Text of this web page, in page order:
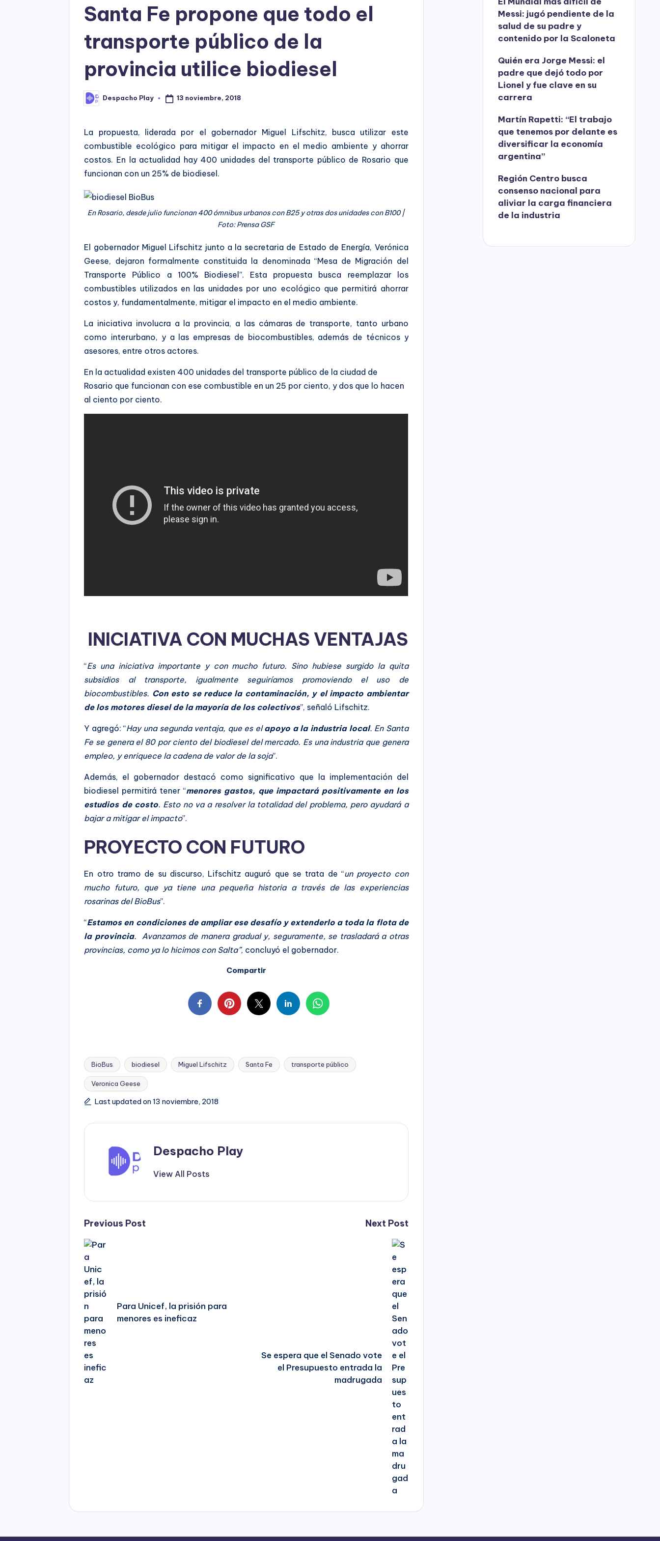
o
P
l
Santa Fe propone que todo el
transporte público de la
provincia utilice biodiesel
Posted
by
Despacho Play 13 noviembre, 2018
La propuesta, liderada por el gobernador Miguel Lifschitz, busca utilizar este
combustible ecológico para mitigar el impacto en el medio ambiente y ahorrar
costos. En la actualidad hay 400 unidades del transporte público de Rosario que
funcionan con un 25% de biodiesel.
En Rosario, desde julio funcionan 400 ómnibus urbanos con B25 y otras dos unidades con B100 |
Foto: Prensa GSF
El gobernador Miguel Lifschitz junto a la secretaria de Estado de Energía, Verónica
Geese, dejaron formalmente constituida la denominada “Mesa de Migración del
Transporte Público a 100% Biodiesel”. Esta propuesta busca reemplazar los
combustibles utilizados en las unidades por uno ecológico que permitirá ahorrar
costos y, fundamentalmente, mitigar el impacto en el medio ambiente.
La iniciativa involucra a la provincia, a las cámaras de transporte, tanto urbano
como interurbano, y a las empresas de biocombustibles, además de técnicos y
asesores, entre otros actores.
En la actualidad existen 400 unidades del transporte público de la ciudad de
Rosario que funcionan con ese combustible en un 25 por ciento, y dos que lo hacen
al ciento por ciento.
INICIATIVA CON MUCHAS VENTAJAS
“Es una iniciativa importante y con mucho futuro. Sino hubiese surgido la quita
subsidios al transporte, igualmente seguiríamos promoviendo el uso de
biocombustibles. Con esto se reduce la contaminación, y el impacto ambientar
de los motores diesel de la mayoría de los colectivos”, señaló Lifschitz.
Y agregó: “Hay una segunda ventaja, que es elapoyo a la industria local. En Santa
Fe se genera el 80 por ciento del biodiesel del mercado. Es una industria que genera
empleo, y enriquece la cadena de valor de la soja”.
Además, el gobernador destacó como significativo que la implementación del
biodiesel permitirá tener “menores gastos, que impactará positivamente en los
estudios de costo. Esto no va a resolver la totalidad del problema, pero ayudará a
bajar a mitigar el impacto”.
PROYECTO CON FUTURO
En otro tramo de su discurso, Lifschitz auguró que se trata de “un proyecto con
mucho futuro, que ya tiene una pequeña historia a través de las experiencias
rosarinas del BioBus”.
“Estamos en condiciones de ampliar ese desafío y extenderlo a toda la flota de
la provincia. Avanzamos de manera gradual y, seguramente, se trasladará a otras
provincias, como ya lo hicimos con Salta”, concluyó el gobernador.
Compartir
Tags:
BioBus biodiesel Miguel Lifschitz Santa Fe transporte público
Veronica Geese
Last updated on 13 noviembre, 2018
Despacho Play
View All Posts
Post
navigation
Previous Post
Para Unicef, la prisión para
menores es ineficaz
Next Post
Se espera que el Senado vote
el Presupuesto entrada la
madrugada
Messi: jugó pendiente de la
salud de su padre y
contenido por la Scaloneta
Quién era Jorge Messi: el
padre que dejó todo por
Lionel y fue clave en su
carrera
Martín Rapetti: “El trabajo
que tenemos por delante es
diversificar la economía
argentina”
Región Centro busca
consenso nacional para
aliviar la carga financiera
de la industria